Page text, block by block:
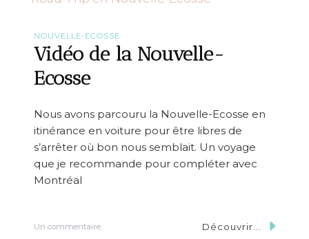
NOUVELLE-ECOSSE
Vidéo de la Nouvelle-
Ecosse
Nous avons parcouru la Nouvelle-Ecosse en
itinérance en voiture pour être libres de
s’arrêter où bon nous semblait. Un voyage
que je recommande pour compléter avec
Montréal
Un commentaires
Découvrir...